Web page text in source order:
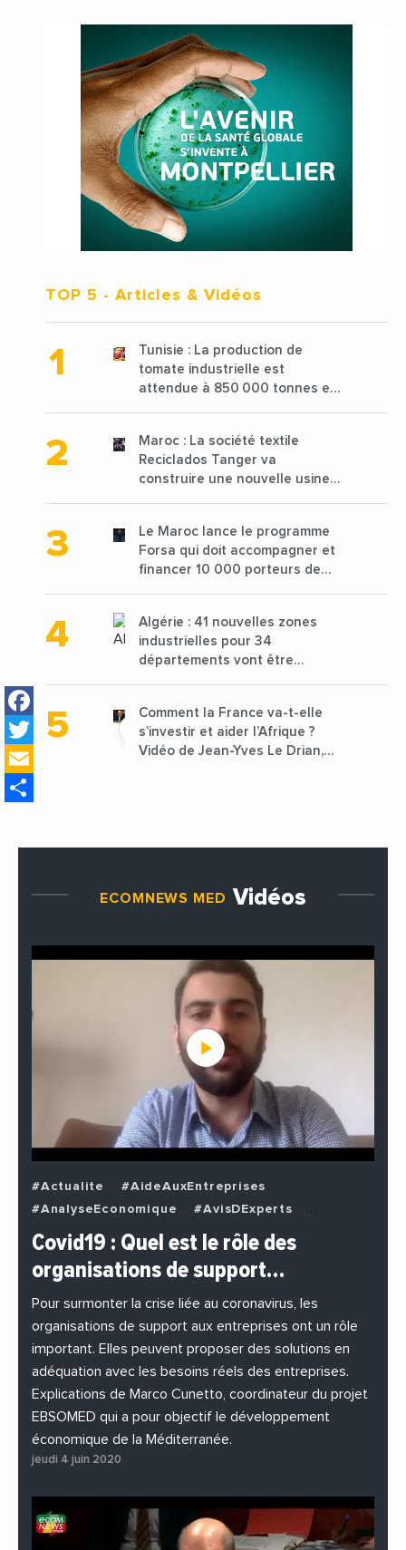
Facebook
Twitter
TOP 5 - Articles & Vidéos
Tunisie : La production de
tomate industrielle est
attendue à 850 000 tonnes en
Maroc : La société textile
Reciclados Tanger va
construire une nouvelle usine
Le Maroc lance le programme
Forsa qui doit accompagner et
financer 10 000 porteurs de
Algérie : 41 nouvelles zones
industrielles pour 34
départements vont être
Comment la France va-t-elle
s’investir et aider l’Afrique ?
Vidéo de Jean-Yves Le Drian,
ECOMNEWS MED Vidéos
#Actualite
#AideAuxEntreprises
#AnalyseEconomique
#AvisDExperts
#BuzzNews
#Decideurs
#EchangesMediterraneens
#EnDirectDe
#Entreprises
#Institutions
#PhotosEtVideos
Covid19 : Quel est le rôle des
organisations de support…
Pour surmonter la crise liée au coronavirus, les
organisations de support aux entreprises ont un rôle
important. Elles peuvent proposer des solutions en
adéquation avec les besoins réels des entreprises.
Explications de Marco Cunetto, coordinateur du projet
EBSOMED qui a pour objectif le développement
économique de la Méditerranée.
jeudi 4 juin 2020